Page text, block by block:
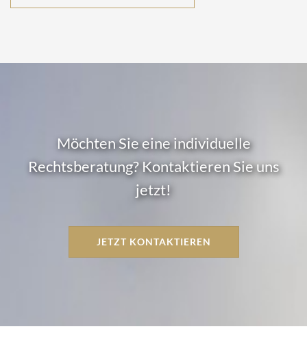
Möchten Sie eine individuelle
Rechtsberatung? Kontaktieren Sie uns
jetzt!
JETZT KONTAKTIEREN